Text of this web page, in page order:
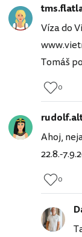
Víza do
Tomáš
0
Ahoj,
22.8.-
0